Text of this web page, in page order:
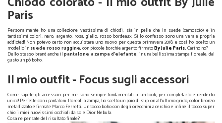
Paris
Personalmente ho una collezione vastissima di chiodi, sia in pelle che in suede (camoscio) e in
tantissimi colori: nero, argento, rosa, giallo, rosso bordeaux. Si lo confesso sono una vera e propria
addicted! Non potevo certo non acquistare uno nuovo per questa primavera 2018 e così ho scelto un
modello insuede rosso ruggine, con piccole borchie argento firmatoBy Julie Paris.Carino no?
Dello stesso brand anche ilpantalone a zampa d'elefante, in una bellissima stampa floreale, dal
gusto un pò boho.
Il mio outfit - Focus sugli accessori
Come sapete gli accessori per me sono sempre fondamentali in un look, per completarlo e renderlo
unico! Perfette con i pantaloni floreali a zampa, ho scelto un paio di slip on all'ultimo grido, color bronzo
metallizzato e firmate Marco Ferretti. Un tocco boho con degli orecchini a cerchio e infine il tocco super
chic: i miei nuovissimi occhiali da sole Dior Nebula.
Cosa ne pensate del risultato finale?